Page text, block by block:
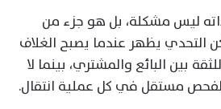
ليس مشكلة، بل هو جزء من
التحدي يظهر عندما يصبح الغلاف
بين البائع والمشتري، بينما لا
مستقل في كل عملية انتقال.